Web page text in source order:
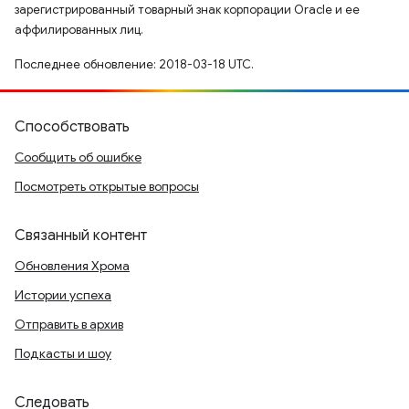
зарегистрированный товарный знак корпорации Oracle и ее
аффилированных лиц.
Последнее обновление: 2018-03-18 UTC.
Способствовать
Сообщить об ошибке
Посмотреть открытые вопросы
Связанный контент
Обновления Хрома
Истории успеха
Отправить в архив
Подкасты и шоу
Следовать